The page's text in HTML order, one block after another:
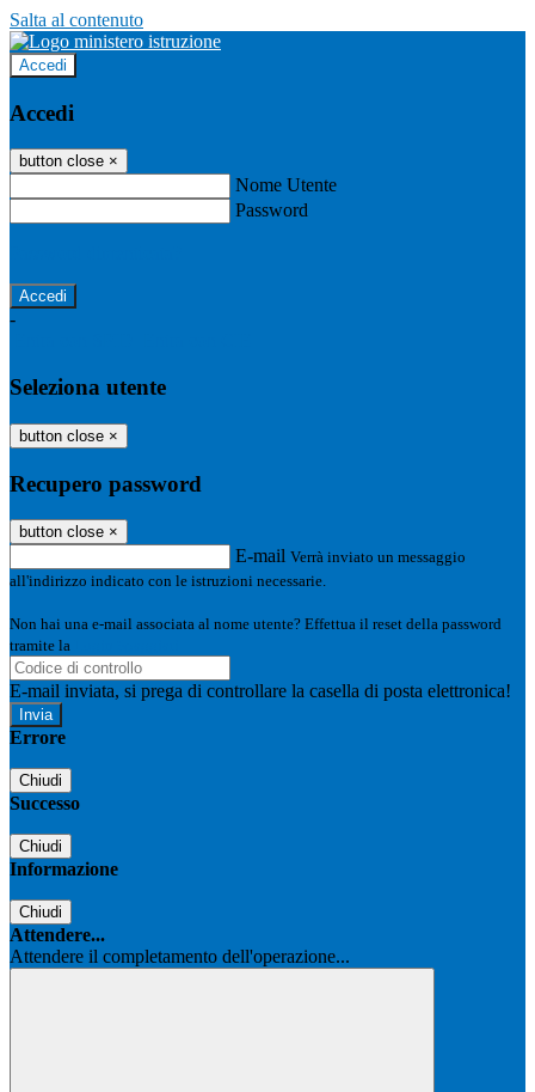
Salta al contenuto
Accedi
Accedi
button close ×
Nome Utente
Password
-
Seleziona utente
button close ×
Recupero password
button close ×
E-mail Verrà inviato un messaggio
all'indirizzo indicato con le istruzioni necessarie.
Non hai una e-mail associata al nome utente? Effettua il reset della password
tramite la
E-mail inviata, si prega di controllare la casella di posta elettronica!
Errore
Chiudi
Successo
Chiudi
Informazione
Chiudi
Attendere...
Attendere il completamento dell'operazione...